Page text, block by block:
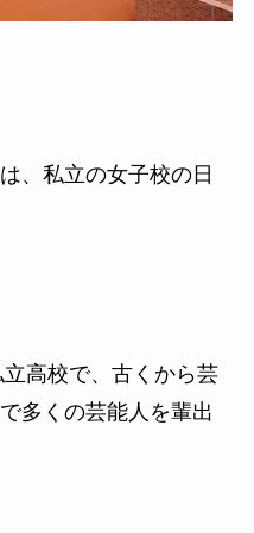
、私立の女子校の日
高校で、古くから芸
多くの芸能人を輩出